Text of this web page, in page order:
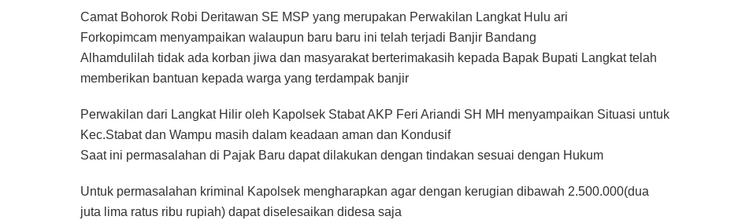
Camat Bohorok Robi Deritawan SE MSP yang merupakan Perwakilan Langkat Hulu ari
Forkopimcam menyampaikan walaupun baru baru ini telah terjadi Banjir Bandang
Alhamdulilah tidak ada korban jiwa dan masyarakat berterimakasih kepada Bapak Bupati Langkat telah
memberikan bantuan kepada warga yang terdampak banjir
Perwakilan dari Langkat Hilir oleh Kapolsek Stabat AKP Feri Ariandi SH MH menyampaikan Situasi untuk
Kec.Stabat dan Wampu masih dalam keadaan aman dan Kondusif
Saat ini permasalahan di Pajak Baru dapat dilakukan dengan tindakan sesuai dengan Hukum
Untuk permasalahan kriminal Kapolsek mengharapkan agar dengan kerugian dibawah 2.500.000(dua
juta lima ratus ribu rupiah) dapat diselesaikan didesa saja